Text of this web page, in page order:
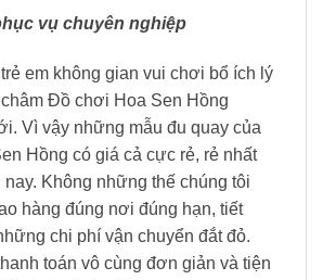
vụ chuyên nghiệp
em không gian vui chơi bổ ích lý
Đồ chơi Hoa Sen Hồng
Vì vậy những mẫu đu quay của
Hồng có giá cả cực rẻ, rẻ nhất
Không những thế chúng tôi
hàng đúng nơi đúng hạn, tiết
chi phí vận chuyển đắt đỏ.
toán vô cùng đơn giản và tiện